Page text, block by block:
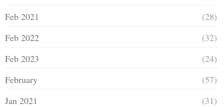
Feb 2021
(28)
Feb 2022
(32)
Feb 2023
(24)
February
(57)
Jan 2021
(31)